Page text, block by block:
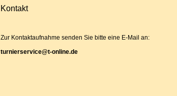
Kontakt
Zur Kontaktaufnahme senden Sie bitte eine E-Mail an:
turnierservice@t-online.de